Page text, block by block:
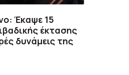
Έκαψε 15
έκτασης
δυνάμεις της